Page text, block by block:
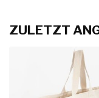
ZULETZT